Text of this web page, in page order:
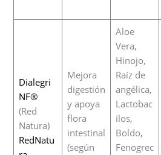
Dialegri
NF®
(Red
Natura)
RedNatu
Mejora
digestión
y apoya
flora
intestinal
(según
Aloe
Vera,
Hinojo,
Raíz de
angélica,
Lactobac
ilos,
Boldo,
Fenogrec